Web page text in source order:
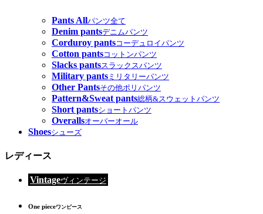
Pants Allパンツ全て
Denim pantsデニムパンツ
Corduroy pantsコーデュロイパンツ
Cotton pantsコットンパンツ
Slacks pantsスラックスパンツ
Military pants ミリタリーパンツ
Other Pantsその他ポリパンツ
Pattern&Sweat pants総柄&スウェットパンツ
Short pantsショートパンツ
Overallsオーバーオール
Shoesシューズ
レディース
Vintageヴィンテージ
One pieceワンピース